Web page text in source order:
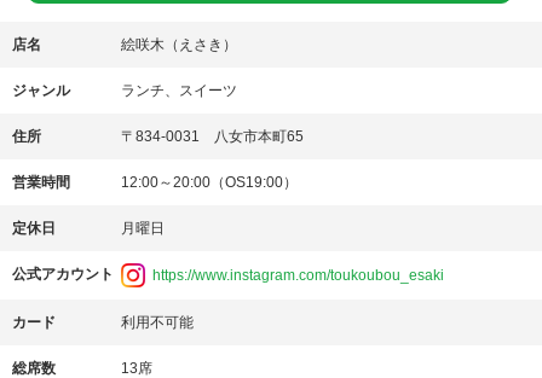
店名 絵咲木（えさき）
ジャンル ランチ、スイーツ
住所 〒834-0031 八女市本町65
営業時間 12:00～20:00（OS19:00）
定休日 月曜日
公式アカウント https://www.instagram.com/toukoubou_esaki
カード 利用不可能
総席数 13席